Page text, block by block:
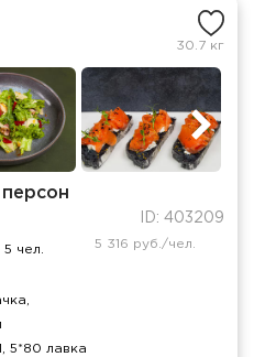
30.7 кг
ID: 403209
чел.
5*80 лавка
5 316 руб./чел.